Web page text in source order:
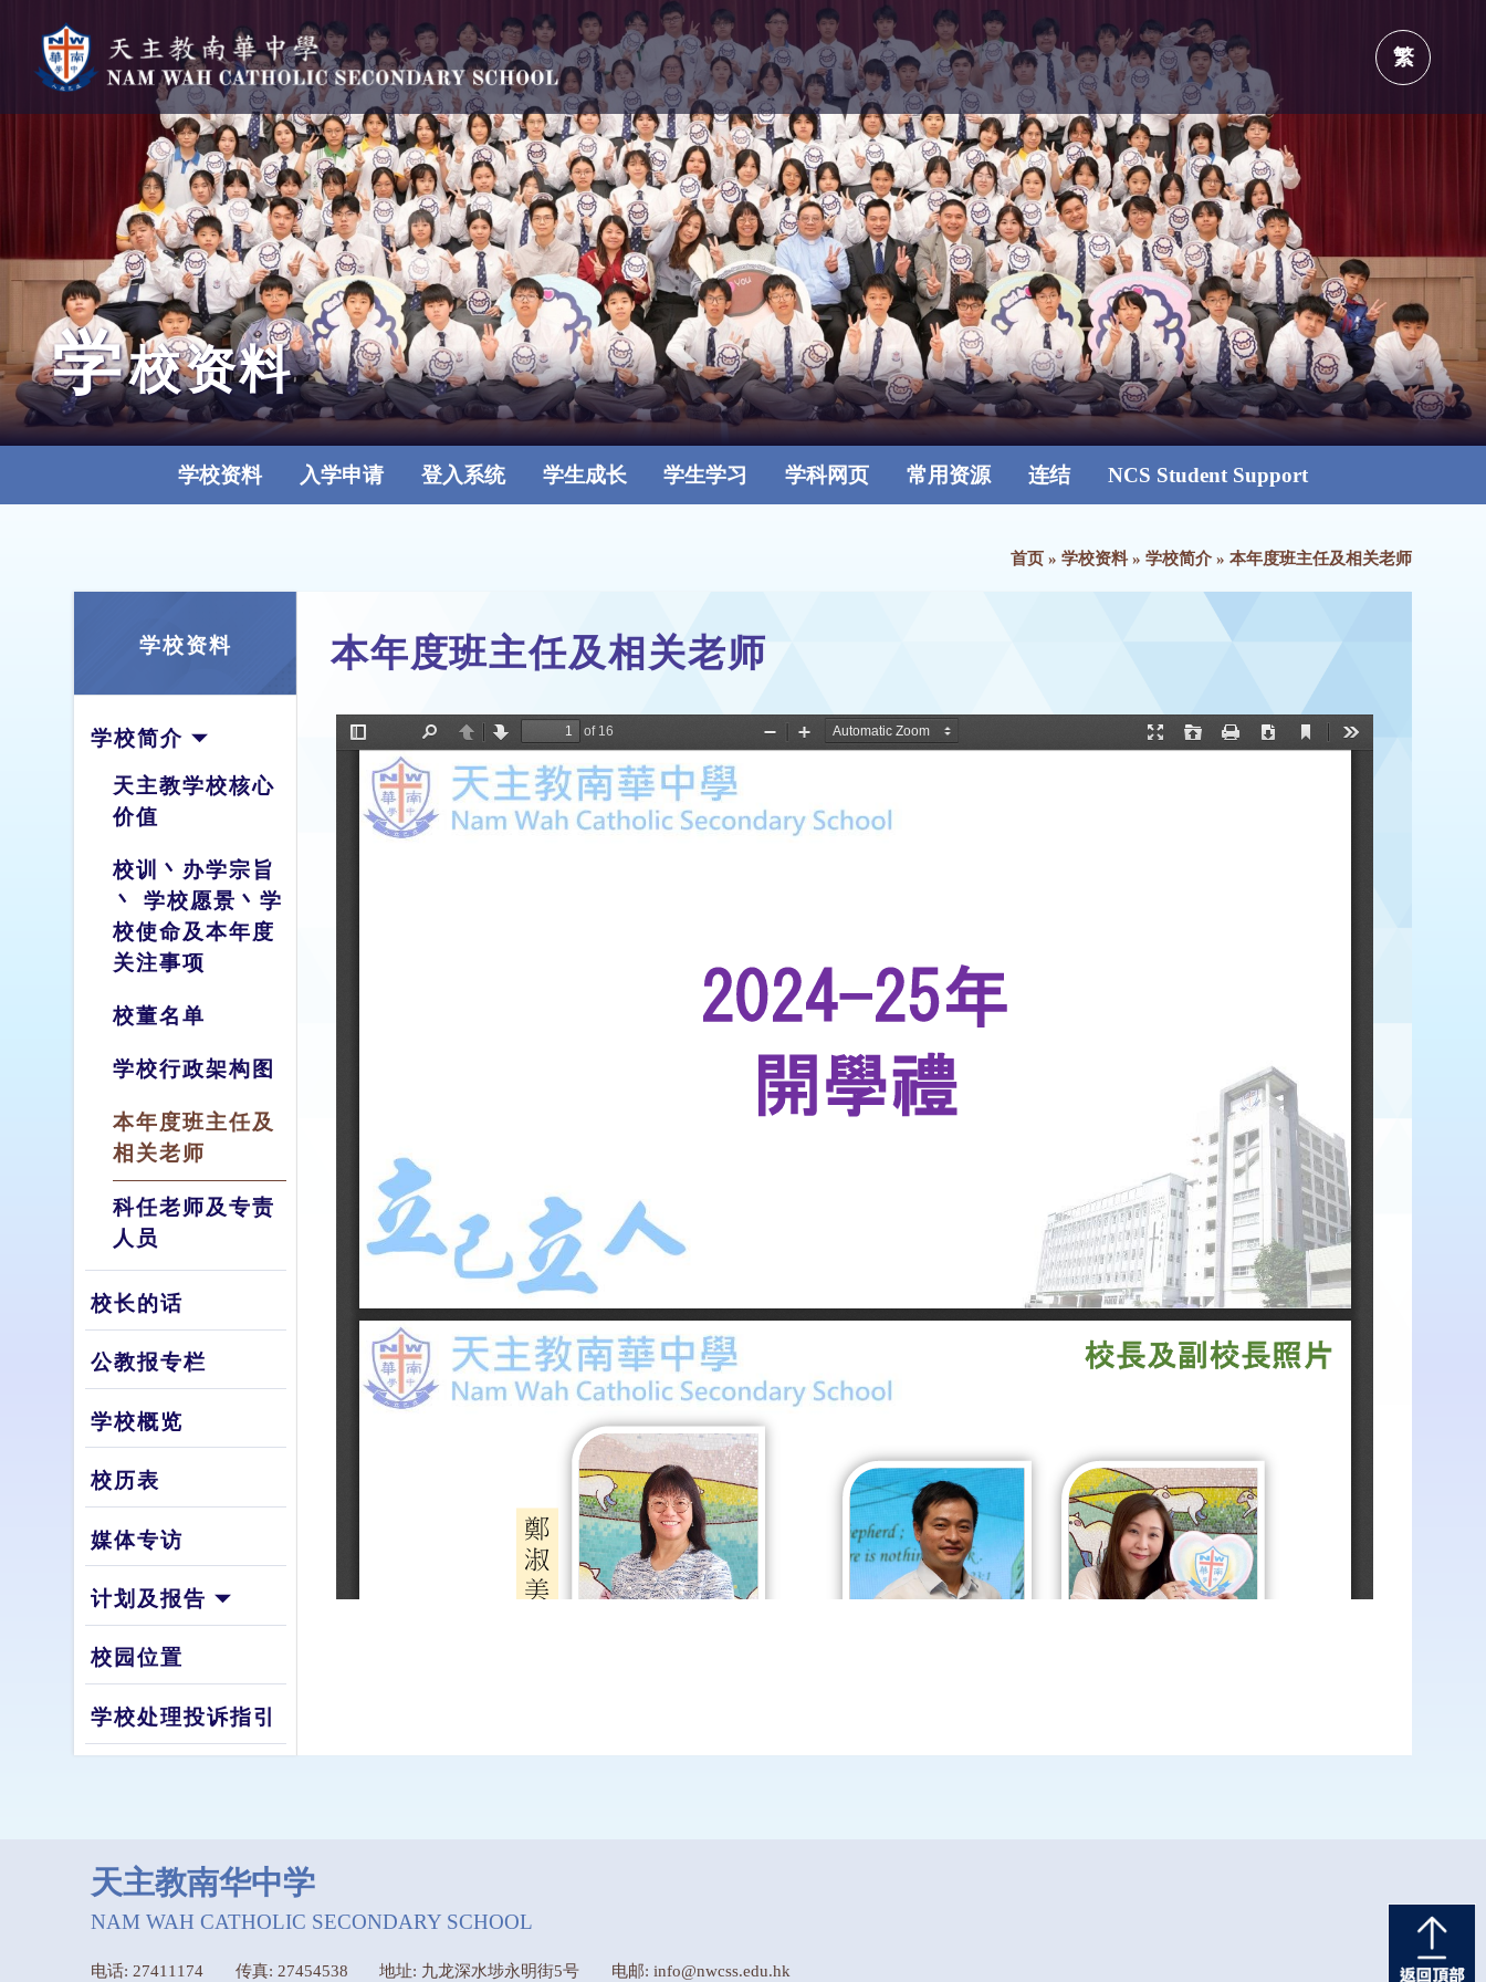
繁
学校资料
学校资料 入学申请 登入系统 学生成长 学生学习 学科网页 常用资源 连结 NCS Student Support
首页» 学校资料» 学校简介» 本年度班主任及相关老师
学校资料
学校简介
天主教学校核心
价值
校训丶办学宗旨
丶 学校愿景丶学
校使命及本年度
关注事项
校董名单
学校行政架构图
本年度班主任及
相关老师
科任老师及专责
人员
校长的话
公教报专栏
学校概览
校历表
媒体专访
计划及报告
校园位置
学校处理投诉指引
本年度班主任及相关老师
天主教南华中学
NAM WAH CATHOLIC SECONDARY SCHOOL
电话: 27411174 传真: 27454538 地址: 九龙深水埗永明街5号 电邮: info@nwcss.edu.hk